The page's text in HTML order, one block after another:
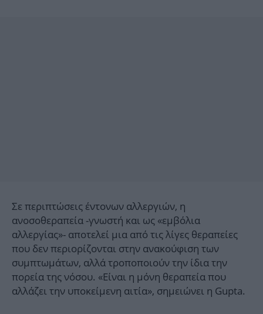
Σε περιπτώσεις έντονων αλλεργιών, η
ανοσοθεραπεία -γνωστή και ως «εμβόλια
αλλεργίας»- αποτελεί μια από τις λίγες θεραπείες
που δεν περιορίζονται στην ανακούφιση των
συμπτωμάτων, αλλά τροποποιούν την ίδια την
πορεία της νόσου. «Είναι η μόνη θεραπεία που
αλλάζει την υποκείμενη αιτία», σημειώνει η Gupta.